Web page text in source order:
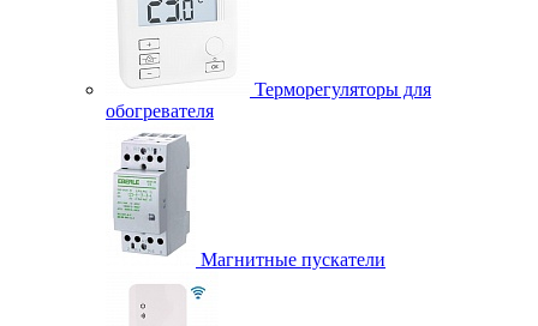
Терморегуляторы для
обогревателя
Магнитные пускатели